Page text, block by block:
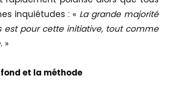
inquiétudes : « La grande majorité
est pour cette initiative, tout comme
»
et la méthode